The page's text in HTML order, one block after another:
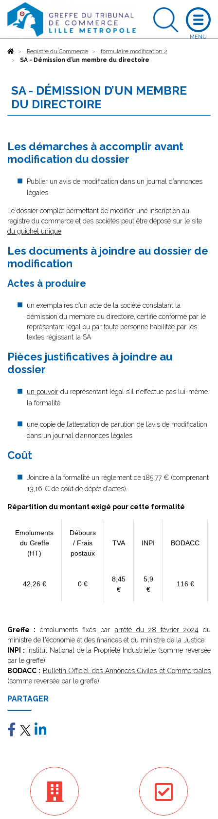
AccueilRegistre du Commerce
formulaire modification 2
SA - Démission d’un membre du directoire
SA - DÉMISSION D’UN MEMBRE
DU DIRECTOIRE
Les démarches à accomplir avant
modification du dossier
Publier un avis de modification dans un journal d’annonces
légales
Le dossier complet permettant de modifier une inscription au
registre du commerce et des sociétés peut être déposé sur le site
du guichet unique
Les documents à joindre au dossier de
modification
Actes à produire
un exemplaires d’un acte de la société constatant la
démission du membre du directoire, certifié conforme par le
représentant légal ou par toute personne habilitée par les
textes régissant la SA
Pièces justificatives à joindre au
dossier
un pouvoir du représentant légal s’il n’effectue pas lui-même
la formalité
une copie de l’attestation de parution de l’avis de modification
dans un journal d’annonces légales
Coût
Joindre à la formalité un règlement de185.77 € (comprenant
13,16 € de coût de dépôt d'actes)..
Répartition du montant exigé pour cette formalité
Emoluments
du Greffe
(HT)
Débours
/ Frais
postaux
TVA INPI BODACC
42,26 € 0 €
8,45
€
5,9
€
116 €
Greffe : émoluments fixés par arrêté du 28 février 2024 du
ministre de l'économie et des finances et du ministre de la Justice
INPI : Institut National de la Propriété Industrielle (somme reversée
par le greffe)
BODACC : Bulletin Officiel des Annonces Civiles et Commerciales
(somme reversée par le greffe)
PARTAGER